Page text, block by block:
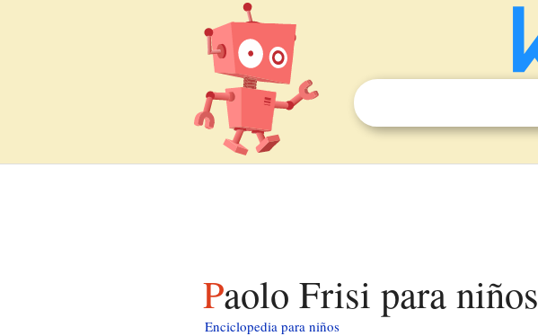
Paolo Frisi para niños
Enciclopedia para niños